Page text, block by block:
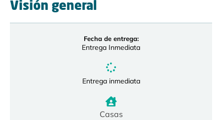
Visión general
Fecha de entrega:
Entrega Inmediata
Entrega inmediata
Casas